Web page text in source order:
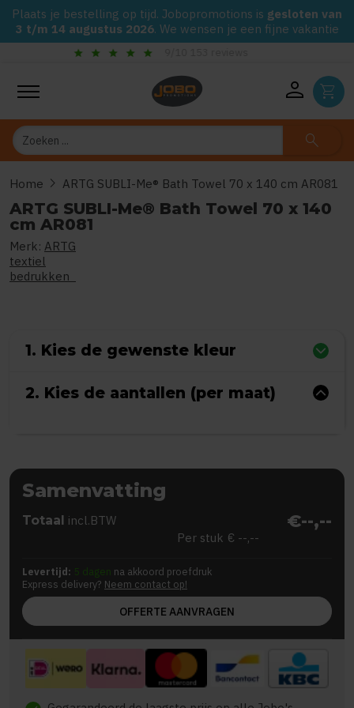
Plaats je bestelling op tijd. Jobopromotions is gesloten van
3 t/m 14 augustus 2026. We wensen je een fijne vakantie
Gegarandeerd de laagste prijs op alle Jobo's Advies
person shopping_cart
Zoeken search
Home chevron_right ARTG SUBLI-Me® Bath Towel 70 x 140 cm AR081
ARTG SUBLI-Me® Bath Towel 70 x 140
cm AR081
Merk: ARTG
textiel
bedrukken
1. Kies de gewenste kleur
2. Kies de aantallen (per maat)
Samenvatting
Totaal incl.BTW €--,--
Per stuk € --,--
Levertijd: 5 dagen na akkoord proefdruk
Express delivery? Neem contact op!
OFFERTE AANVRAGEN